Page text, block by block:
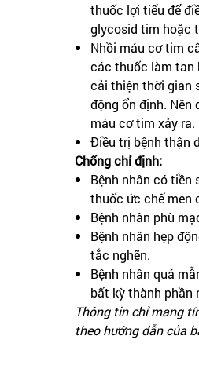
thuốc lợi tiểu để
glycosid tim hoặc
Nhồi máu cơ tim
các thuốc làm tan
cải thiện thời gian
động ổn định. Nên
máu cơ tim xảy ra.
Điều trị bệnh thận
Chống chỉ định:
Bệnh nhân có tiền
thuốc ức chế men
Bệnh nhân phù
Bệnh nhân hẹp
tắc nghẽn.
Bệnh nhân quá
bất kỳ thành phần
Thông tin chỉ mang
theo hướng dẫn của